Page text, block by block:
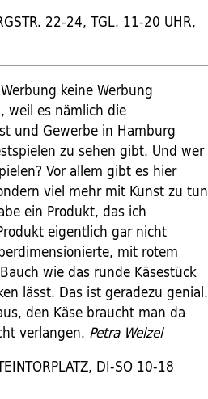
22-24, TGL. 11-20 UHR,
keine Werbung
weil es nämlich die
und Gewerbe in Hamburg
zu sehen gibt. Und wer
Vor allem gibt es hier
viel mehr mit Kunst zu tun
ein Produkt, das ich
eigentlich gar nicht
mit rotem
wie das runde Käsestück
lässt. Das ist geradezu genial.
den Käse braucht man da
verlangen. Petra Welzel
DI-SO 10-18